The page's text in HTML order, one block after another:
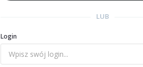
LUB
Login